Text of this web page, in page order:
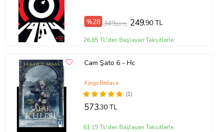
%28 349,00 TL 249,90 TL
26,65 TL'den Başlayan Taksitlerle
Cam Şato 6 - Hc
(1)
Kargo Bedava
573,30 TL
61,15 TL'den Başlayan Taksitlerle